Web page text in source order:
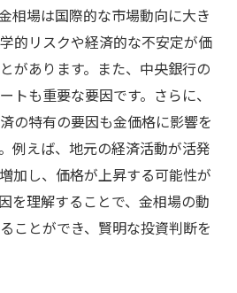
相場は国際的な市場動向に大き
的リスクや経済的な不安定が価
があります。また、中央銀行の
トも重要な要因です。さらに、
の特有の要因も金価格に影響を
例えば、地元の経済活動が活発
加し、価格が上昇する可能性が
を理解することで、金相場の動
ことができ、賢明な投資判断を